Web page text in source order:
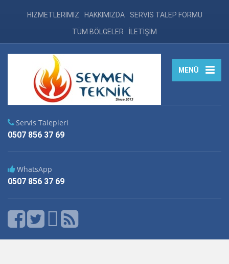
HİZMETLERİMİZ HAKKIMIZDA SERVİS TALEP FORMU
TÜM BÖLGELER İLETİŞİM
MENÜ
Servis Talepleri
0507 856 37 69
WhatsApp
0507 856 37 69